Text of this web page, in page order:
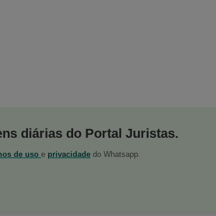
diárias do Portal Juristas.
de uso e privacidade do Whatsapp.